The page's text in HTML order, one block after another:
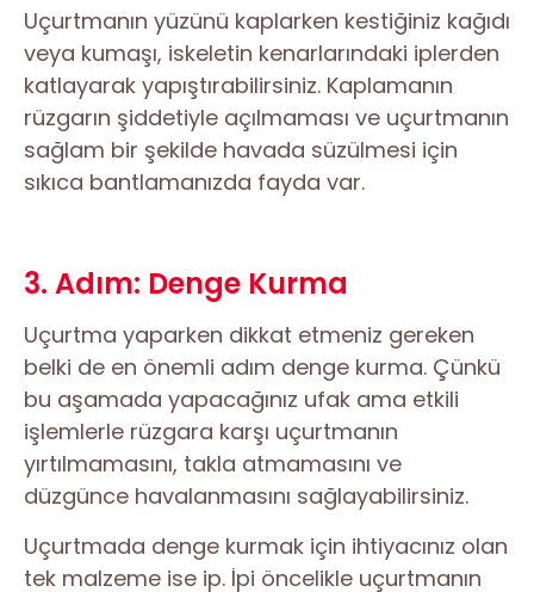
Uçurtmanın yüzünü kaplarken kestiğiniz kağıdı
veya kumaşı, iskeletin kenarlarındaki iplerden
katlayarak yapıştırabilirsiniz. Kaplamanın
rüzgarın şiddetiyle açılmaması ve uçurtmanın
sağlam bir şekilde havada süzülmesi için
sıkıca bantlamanızda fayda var.
3. Adım: Denge Kurma
Uçurtma yaparken dikkat etmeniz gereken
belki de en önemli adım denge kurma. Çünkü
bu aşamada yapacağınız ufak ama etkili
işlemlerle rüzgara karşı uçurtmanın
yırtılmamasını, takla atmamasını ve
düzgünce havalanmasını sağlayabilirsiniz.
Uçurtmada denge kurmak için ihtiyacınız olan
tek malzeme ise ip. İpi öncelikle uçurtmanın